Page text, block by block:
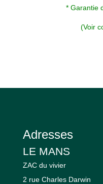
* Garantie
(Voir
Adresses
LE MANS
ZAC du vivier
2 rue Charles Darwin